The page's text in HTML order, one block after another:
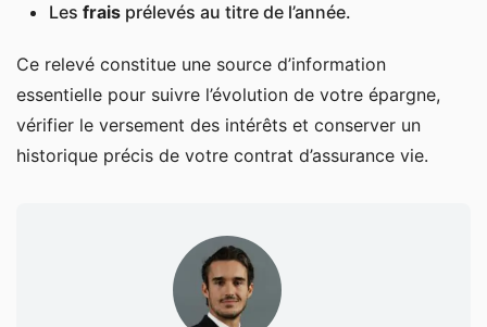
Les frais prélevés au titre de l’année.
Ce relevé constitue une source d’information
essentielle pour suivre l’évolution de votre épargne,
vérifier le versement des intérêts et conserver un
historique précis de votre contrat d’assurance vie.